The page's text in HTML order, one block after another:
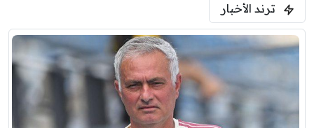
ليفربول
ترند الأخبار